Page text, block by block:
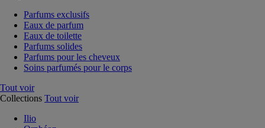
Parfums exclusifs
Eaux de parfum
Eaux de toilette
Parfums solides
Parfums pour les cheveux
Soins parfumés pour le corps
Tout voir
Collections Tout voir
Ilio